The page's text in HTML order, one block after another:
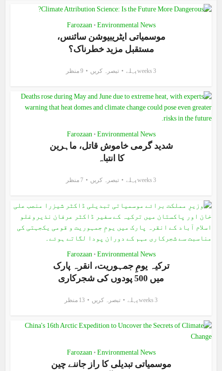
Environmental News
•
Farozaan
موسمیاتی ایٹریبیوشن سائنس،
مستقبل مزید خطرناک؟
3 weeks پہلے تبصرہ کریں 9 منظر
Environmental News
•
Farozaan
شدید گرمی خاموش قاتل، ماہرین
کا انتباہ
3 weeks پہلے تبصرہ کریں 7 منظر
Environmental News
•
Farozaan
ترکیہ یومِ جمہوریت، انقرہ پارک
میں 500 پودوں کی شجرکاری
3 weeks پہلے تبصرہ کریں 13 منظر
Environmental News
•
Farozaan
موسمیاتی تبدیلی کا راز جاننے چین